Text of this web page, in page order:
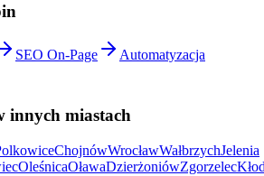
SEO On-Page
Automatyzacja
innych miastach
ChojnówWrocławWałbrzychJelenia
OleśnicaOławaDzierżoniówZgorzelec